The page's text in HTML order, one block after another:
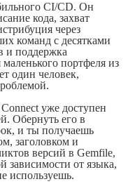
CI/CD. Он
кода, захват
через
команд с десятками
и поддержка
портфеля из
один человек,
уже доступен
Обернуть его в
и ты получаешь
заголовком и
версий в Gemfile,
зависимости от языка,
используешь.